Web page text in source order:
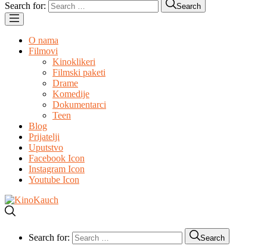
Search for: Search
O nama
Filmovi
Kinoklikeri
Filmski paketi
Drame
Komedije
Dokumentarci
Teen
Blog
Prijatelji
Uputstvo
Facebook Icon
Instagram Icon
Youtube Icon
Search for: Search